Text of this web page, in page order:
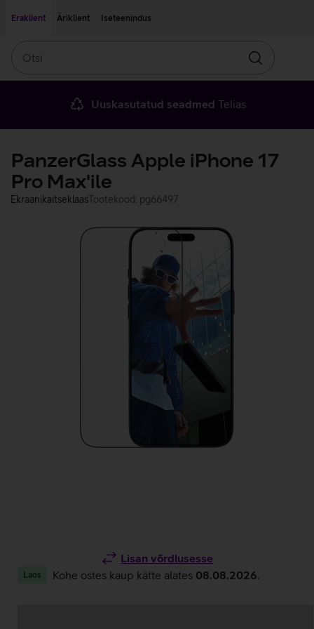
Eraklient
Äriklient Iseteenindus
Otsin
Uuskasutatud seadmed Telias
PanzerGlass Apple iPhone 17
Pro Max'ile
EkraanikaitseklaasTootekood: pg66497
Lisan võrdlusesse
Laos Kohe ostes kaup kätte alates 08.08.2026